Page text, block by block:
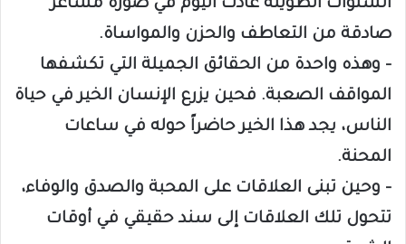
السنوات الطويلة عادت اليوم في صورة مشاعر
صادقة من التعاطف والحزن والمواساة.
– وهذه واحدة من الحقائق الجميلة التي تكشفها
المواقف الصعبة. فحين يزرع الإنسان الخير في حياة
الناس، يجد هذا الخير حاضراً حوله في ساعات
المحنة.
– وحين تبنى العلاقات على المحبة والصدق والوفاء،
تتحول تلك العلاقات إلى سند حقيقي في أوقات